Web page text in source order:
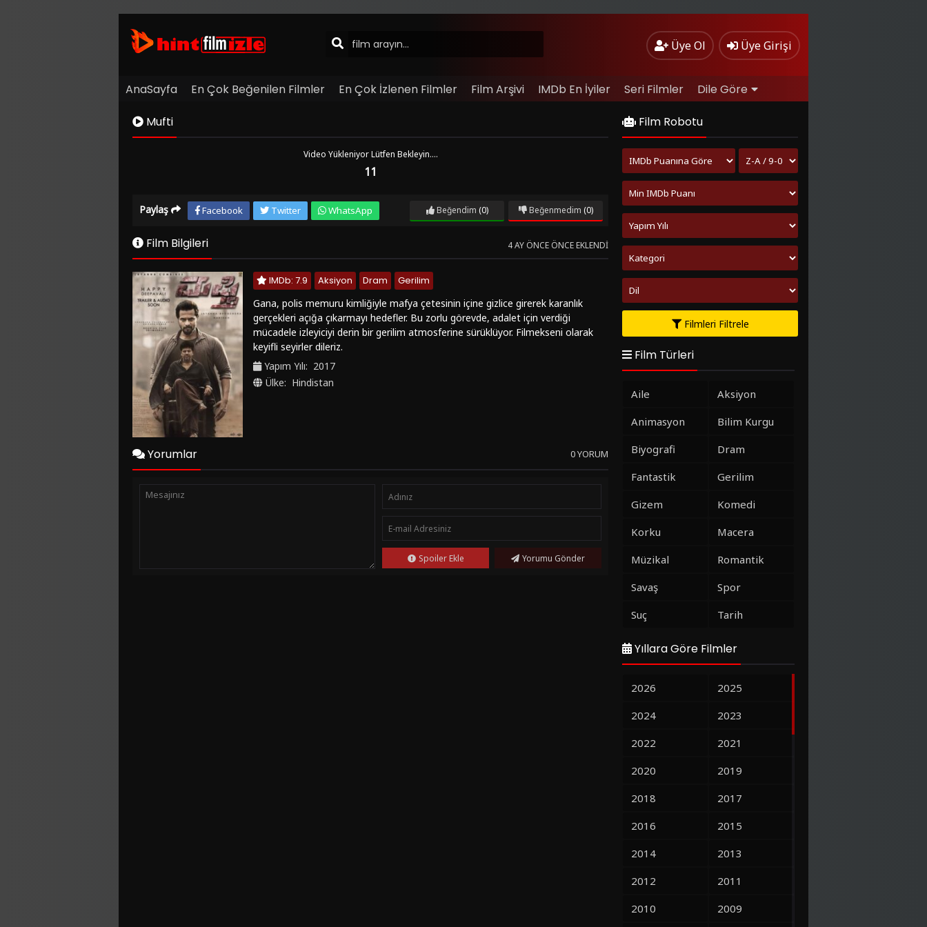
Üye Ol Üye Girişi
AnaSayfa En Çok Beğenilen Filmler En Çok İzlenen Filmler Film Arşivi IMDb En İyiler Seri Filmler Dile Göre
Mufti
Video Yükleniyor Lütfen Bekleyin....
11
Kaynak
Paylaş Facebook Twitter WhatsApp Beğendim (0) Beğenmedim (0)
Film Bilgileri 4 AY ÖNCE ÖNCE EKLENDI
IMDb: 7.9 Aksiyon Dram
Gerilim
Gana, polis memuru kimliğiyle mafya çetesinin içine gizlice girerek karanlık
gerçekleri açığa çıkarmayı hedefler. Bu zorlu görevde, adalet için verdiği
mücadele izleyiciyi derin bir gerilim atmosferine sürüklüyor. Filmekseni olarak
keyifli seyirler dileriz.
Yapım Yılı: 2017
Ülke: Hindistan
Yorumlar 0 YORUM
Spoiler Ekle Yorumu Gönder
Film Robotu
Filmleri Filtrele
Film Türleri
Aile
Aksiyon
Animasyon
Bilim Kurgu
Biyografi
Dram
Fantastik
Gerilim
Gizem
Komedi
Korku
Macera
Müzikal
Romantik
Savaş
Spor
Suç
Tarih
Yıllara Göre Filmler
2026
2025
2024
2023
2022
2021
2020
2019
2018
2017
2016
2015
2014
2013
2012
2011
2010
2009